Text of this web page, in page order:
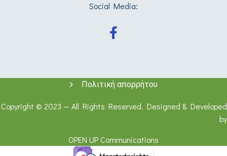
Social Media:
Πολιτική απορρήτου
Copyright © 2023 — All Rights Reserved. Designed & Developed
by
OPEN UP Communications